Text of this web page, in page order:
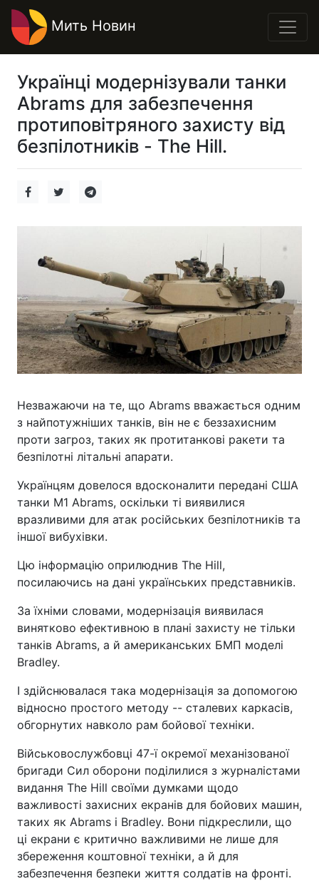
Мить Новин
Українці модернізували танки
Abrams для забезпечення
протиповітряного захисту від
безпілотників - The Hill.
Незважаючи на те, що Abrams вважається одним
з найпотужніших танків, він не є беззахисним
проти загроз, таких як протитанкові ракети та
безпілотні літальні апарати.
Українцям довелося вдосконалити передані США
танки M1 Abrams, оскільки ті виявилися
вразливими для атак російських безпілотників та
іншої вибухівки.
Цю інформацію оприлюднив The Hill,
посилаючись на дані українських представників.
За їхніми словами, модернізація виявилася
винятково ефективною в плані захисту не тільки
танків Abrams, а й американських БМП моделі
Bradley.
І здійснювалася така модернізація за допомогою
відносно простого методу -- сталевих каркасів,
обгорнутих навколо рам бойової техніки.
Військовослужбовці 47-ї окремої механізованої
бригади Сил оборони поділилися з журналістами
видання The Hill своїми думками щодо
важливості захисних екранів для бойових машин,
таких як Abrams і Bradley. Вони підкреслили, що
ці екрани є критично важливими не лише для
збереження коштовної техніки, а й для
забезпечення безпеки життя солдатів на фронті.